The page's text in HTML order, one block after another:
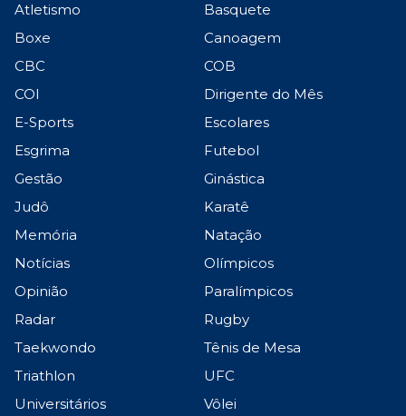
Atletismo
Basquete
Boxe
Canoagem
CBC
COB
COI
Dirigente do Mês
E-Sports
Escolares
Esgrima
Futebol
Gestão
Ginástica
Judô
Karatê
Memória
Natação
Notícias
Olímpicos
Opinião
Paralímpicos
Radar
Rugby
Taekwondo
Tênis de Mesa
Triathlon
UFC
Universitários
Vôlei